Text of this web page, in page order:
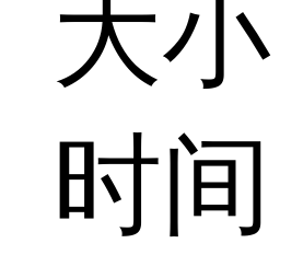
大小
时间